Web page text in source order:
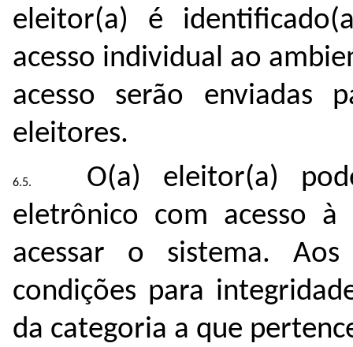
eleitor(a) é
acesso individual ao
acesso serão enviadas
eleitores.
O(a) eleitor(a)
eletrônico com acesso
acessar o sistema.
condições para
da categoria a que